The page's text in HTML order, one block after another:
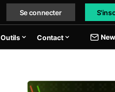
Se connecter
Outils Contact